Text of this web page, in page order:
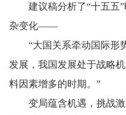
建议稿分析了“十五五
杂变化——
“大国关系牵动国际形
发展，我国发展处于战略
料因素增多的时期。”
变局蕴含机遇，挑战